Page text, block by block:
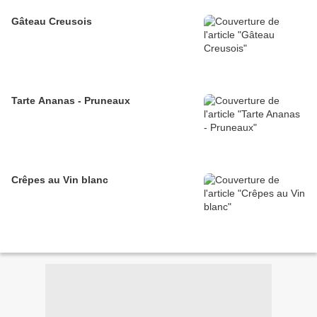
Gâteau Creusois
Tarte Ananas - Pruneaux
Crêpes au Vin blanc